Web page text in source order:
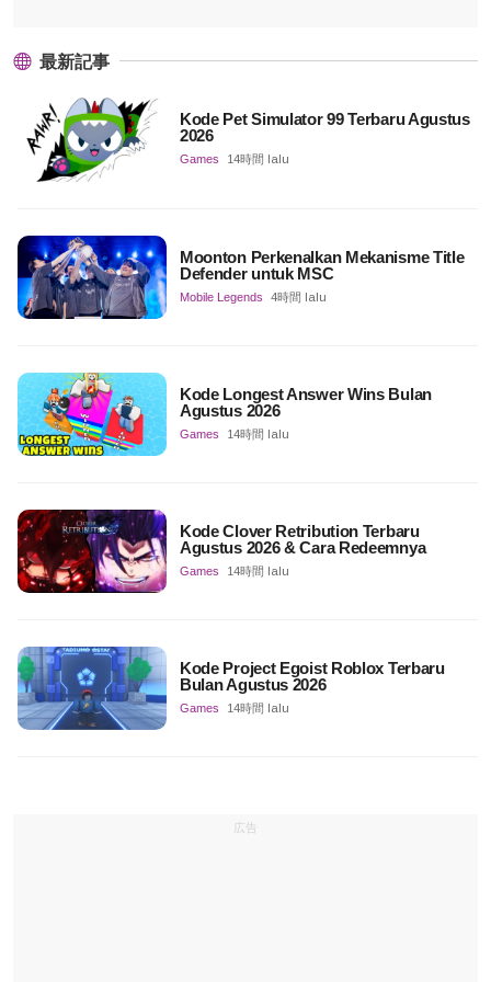
最新記事
Kode Pet Simulator 99 Terbaru Agustus
2026
Games 14時間 lalu
Moonton Perkenalkan Mekanisme Title
Defender untuk MSC
Mobile Legends 4時間 lalu
Kode Longest Answer Wins Bulan
Agustus 2026
Games 14時間 lalu
Kode Clover Retribution Terbaru
Agustus 2026 & Cara Redeemnya
Games 14時間 lalu
Kode Project Egoist Roblox Terbaru
Bulan Agustus 2026
Games 14時間 lalu
広告